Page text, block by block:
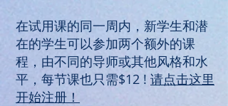
在试用课的同一周内，新学生和潜
在的学生可以参加两个额外的课
程，由不同的导师或其他风格和水
平，每节课也只需$12 ! 请点击这里
开始注册！